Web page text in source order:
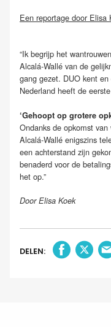
Een reportage door Elisa
“Ik begrijp het
Alcalá-Wallé van de
gang gezet. DUO kent
Nederland heeft de
‘Gehoopt op grotere
Ondanks de opkomst
Alcalá-Wallé enigszins
een achterstand zijn
benaderd voor de
het op.”
Door Elisa Koek
DELEN: